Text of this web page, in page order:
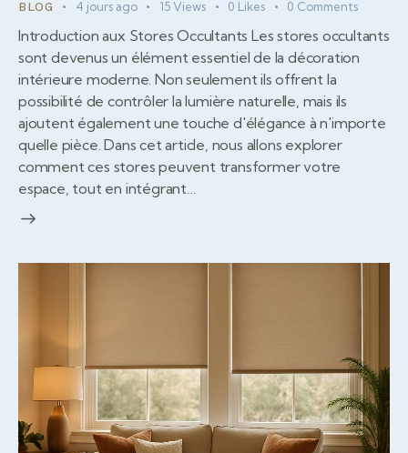
BLOG 4 jours ago 15 Views 0 Likes 0 Comments
Introduction aux Stores Occultants Les stores occultants
sont devenus un élément essentiel de la décoration
intérieure moderne. Non seulement ils offrent la
possibilité de contrôler la lumière naturelle, mais ils
ajoutent également une touche d'élégance à n'importe
quelle pièce. Dans cet article, nous allons explorer
comment ces stores peuvent transformer votre
espace, tout en intégrant…